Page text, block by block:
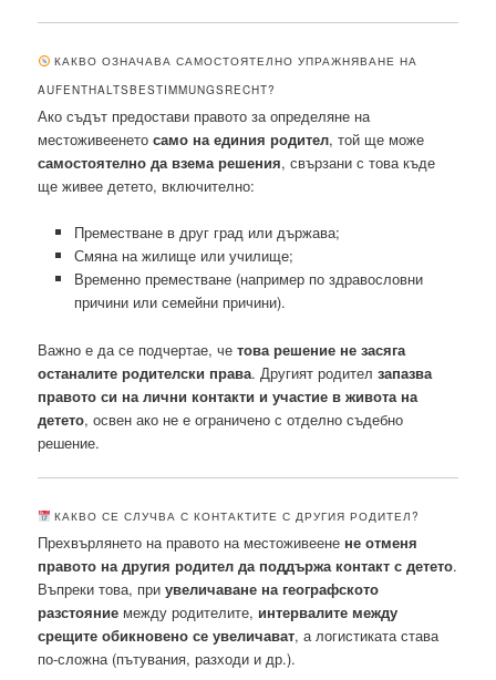
КАКВО ОЗНАЧАВА САМОСТОЯТЕЛНО УПРАЖНЯВАНЕ НА
AUFENTHALTSBESTIMMUNGSRECHT?
Ако съдът предостави правото за определяне на
местоживеенетосамо на единия родител, той ще може
самостоятелно да взема решения, свързани с това къде
ще живее детето, включително:
Преместване в друг град или държава;
Смяна на жилище или училище;
Временно преместване (например по здравословни
причини или семейни причини).
Важно е да се подчертае, четова решение не засяга
останалите родителски права. Другият родителзапазва
правото си на лични контакти и участие в живота на
детето, освен ако не е ограничено с отделно съдебно
решение.
КАКВО СЕ СЛУЧВА С КОНТАКТИТЕ С ДРУГИЯ РОДИТЕЛ?
Прехвърлянето на правото на местоживеене не отменя
правото на другия родител да поддържа контакт с детето.
Въпреки това, приувеличаване на географското
разстояние между родителите, интервалите между
срещите обикновено се увеличават, а логистиката става
по-сложна (пътувания, разходи и др.).